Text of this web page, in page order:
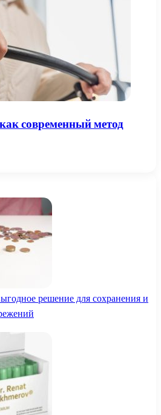
современный метод
решение для сохранения и